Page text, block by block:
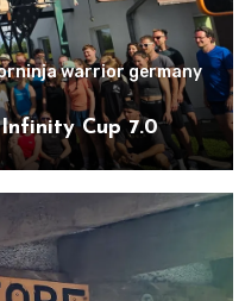
ninja warrior germany
Cup 7.0